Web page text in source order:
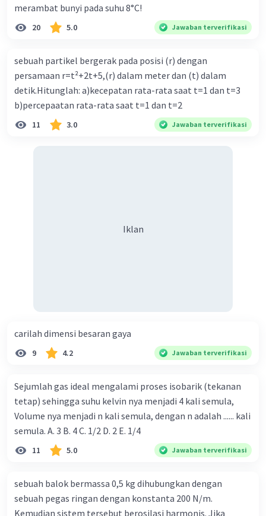
merambat bunyi pada suhu 8°C!
20 5.0 Jawaban terverifikasi
sebuah partikel bergerak pada posisi (r) dengan
persamaan r=t²+2t+5,(r) dalam meter dan (t) dalam
detik.Hitunglah: a)kecepatan rata-rata saat t=1 dan t=3
b)percepaatan rata-rata saat t=1 dan t=2
11 3.0 Jawaban terverifikasi
Iklan
carilah dimensi besaran gaya
9 4.2 Jawaban terverifikasi
Sejumlah gas ideal mengalami proses isobarik (tekanan
tetap) sehingga suhu kelvin nya menjadi 4 kali semula,
Volume nya menjadi n kali semula, dengan n adalah ...... kali
semula. A. 3 B. 4 C. 1/2 D. 2 E. 1/4
11 5.0 Jawaban terverifikasi
sebuah balok bermassa 0,5 kg dihubungkan dengan
sebuah pegas ringan dengan konstanta 200 N/m.
Kemudian sistem tersebut berosilasi harmonis. Jika